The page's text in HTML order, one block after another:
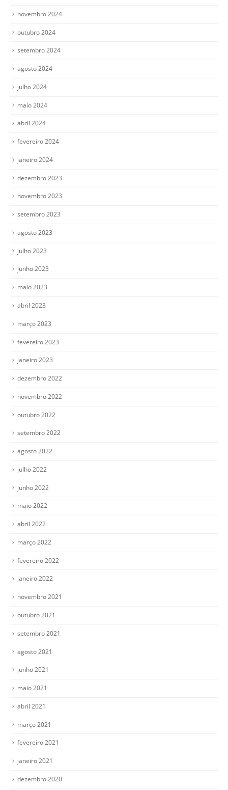
novembro 2024
outubro 2024
setembro 2024
agosto 2024
julho 2024
maio 2024
abril 2024
fevereiro 2024
janeiro 2024
dezembro 2023
novembro 2023
setembro 2023
agosto 2023
julho 2023
junho 2023
maio 2023
abril 2023
março 2023
fevereiro 2023
janeiro 2023
dezembro 2022
novembro 2022
outubro 2022
setembro 2022
agosto 2022
julho 2022
junho 2022
maio 2022
abril 2022
março 2022
fevereiro 2022
janeiro 2022
novembro 2021
outubro 2021
setembro 2021
agosto 2021
junho 2021
maio 2021
abril 2021
março 2021
fevereiro 2021
janeiro 2021
dezembro 2020